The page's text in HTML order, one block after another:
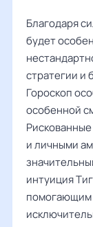
Благодаря
будет
стратегии и
Гороскоп
особенной
и личными
интуиция
помогающим